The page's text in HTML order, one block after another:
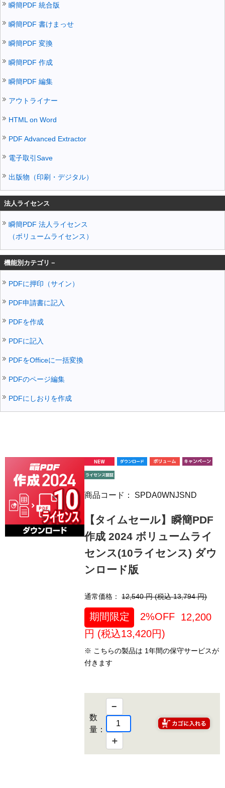
瞬簡PDF 統合版
瞬簡PDF 書けまっせ
瞬簡PDF 変換
瞬簡PDF 作成
瞬簡PDF 編集
アウトライナー
HTML on Word
PDF Advanced Extractor
電子取引Save
出版物（印刷・デジタル）
法人ライセンス
瞬簡PDF 法人ライセンス
（ボリュームライセンス）
機能別カテゴリ－
PDFに押印（サイン）
PDF申請書に記入
PDFを作成
PDFに記入
PDFをOfficeに一括変換
PDFのページ編集
PDFにしおりを作成
商品コード： SPDA0WNJSND
【タイムセール】瞬簡PDF
作成 2024 ボリュームライ
センス(10ライセンス) ダウ
ンロード版
通常価格： 12,540円 (税込13,794円)
期間限定 2%OFF 12,200
円 (税込13,420円)
※ こちらの製品は 1年間の保守サービスが
付きます
数
量：
−
＋